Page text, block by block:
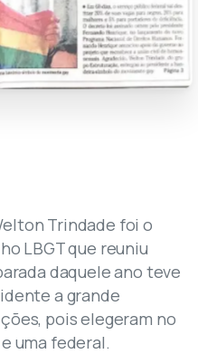
Trindade foi o
LBGT que reuniu
daquele ano teve
a grande
pois elegeram no
uma federal.